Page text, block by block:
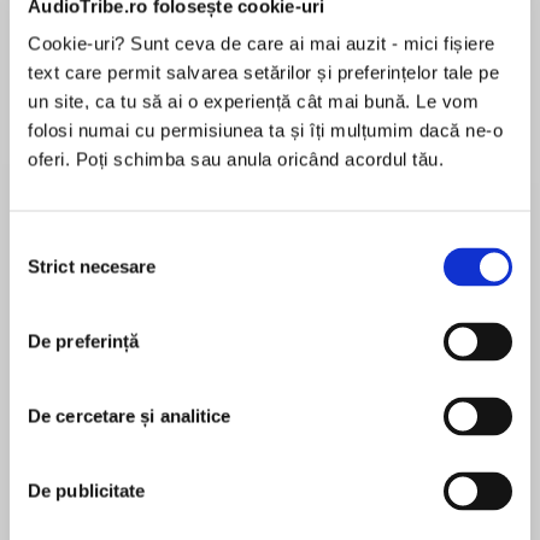
AudioTribe.ro folosește cookie-uri
Cookie-uri? Sunt ceva de care ai mai auzit - mici fișiere
text care permit salvarea setărilor și preferințelor tale pe
un site, ca tu să ai o experiență cât mai bună. Le vom
folosi numai cu permisiunea ta și îți mulțumim dacă ne-o
oferi. Poți schimba sau anula oricând acordul tău.
consimțământului
Strict necesare
De preferință
De cercetare și analitice
De publicitate
Desprecarte
She could have stopped an awful crime. She
could have saved a life. She tried to forget
author of Retribution and Pretty Little Things.
Faith Saunders is the perfect wife, mother, and
community champion – loved and admired by
everything.
dishevelled young woman appears out of
pentru această carte
Jilliane Hoffman began her professional career as